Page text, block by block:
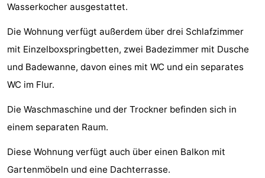
Domburg
Hof
Domburg
-
Westhove
Hotels
Zimmer
(mit
Lastminutes
Sehen
&
-
Wasserkocher ausgestattet.
Die Wohnung verfügt außerdem über drei Schlafzimmer
mit Einzelboxspringbetten, zwei Badezimmer mit Dusche
und Badewanne, davon eines mit WC und ein separates
WC im Flur.
Die Waschmaschine und der Trockner befinden sich in
einem separaten Raum.
Diese Wohnung verfügt auch über einen Balkon mit
Gartenmöbeln und eine Dachterrasse.